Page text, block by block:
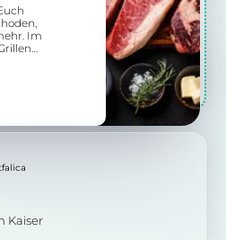
Im
Kaiser